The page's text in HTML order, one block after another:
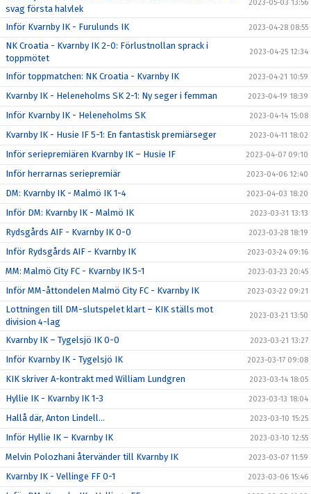
svag första halvlek
2023-05-03 13:56
Inför Kvarnby IK - Furulunds IK 2023-04-28 08:55
NK Croatia - Kvarnby IK 2-0: Förlustnollan sprack i
toppmötet
2023-04-25 12:34
Inför toppmatchen: NK Croatia - Kvarnby IK 2023-04-21 10:59
Kvarnby IK - Heleneholms SK 2-1: Ny seger i femman 2023-04-19 18:39
Inför Kvarnby IK - Heleneholms SK 2023-04-14 15:08
Kvarnby IK - Husie IF 5-1: En fantastisk premiärseger 2023-04-11 18:02
Inför seriepremiären Kvarnby IK – Husie IF 2023-04-07 09:10
Inför herrarnas seriepremiär 2023-04-06 12:40
DM: Kvarnby IK - Malmö IK 1-4 2023-04-03 18:20
Inför DM: Kvarnby IK - Malmö IK 2023-03-31 13:13
Rydsgårds AIF - Kvarnby IK 0-0 2023-03-28 18:19
Inför Rydsgårds AIF - Kvarnby IK 2023-03-24 09:16
MM: Malmö City FC - Kvarnby IK 5-1 2023-03-23 20:45
Inför MM-åttondelen Malmö City FC - Kvarnby IK 2023-03-22 09:21
Lottningen till DM-slutspelet klart – KIK ställs mot
division 4-lag
2023-03-21 13:50
Kvarnby IK – Tygelsjö IK 0-0 2023-03-21 13:27
Inför Kvarnby IK - Tygelsjö IK 2023-03-17 09:08
KIK skriver A-kontrakt med William Lundgren 2023-03-14 18:05
Hyllie IK - Kvarnby IK 1-3 2023-03-13 18:04
Hallå där, Anton Lindell… 2023-03-10 15:25
Inför Hyllie IK – Kvarnby IK 2023-03-10 12:55
Melvin Polozhani återvänder till Kvarnby IK 2023-03-07 11:59
Kvarnby IK - Vellinge FF 0-1 2023-03-06 15:46